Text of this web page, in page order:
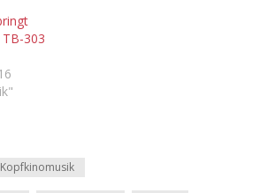
303
Kopfkinomusik